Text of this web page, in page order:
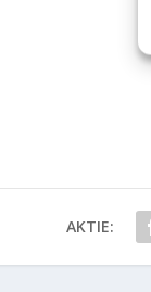
AKTIE: